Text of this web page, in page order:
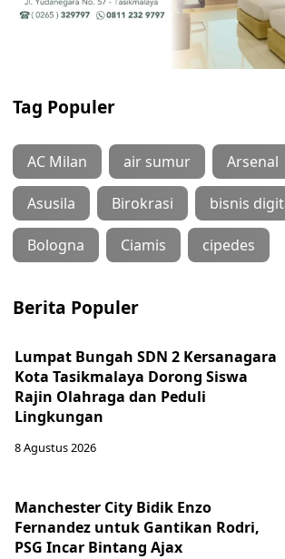
Tag Populer
AC Milan air sumur Arsenal
Asusila Birokrasi bisnis
Bologna Ciamis cipedes
Berita Populer
Lumpat Bungah SDN 2 Kersanagara
Kota Tasikmalaya Dorong Siswa
Rajin Olahraga dan Peduli
Lingkungan
8 Agustus 2026
Manchester City Bidik Enzo
Fernandez untuk Gantikan Rodri,
PSG Incar Bintang Ajax